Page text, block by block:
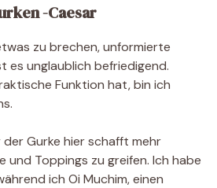
-Caesar
zu brechen, unformierte
es unglaublich befriedigend.
Funktion hat, bin ich
Gurke hier schafft mehr
und Toppings zu greifen. Ich habe
ich Oi Muchim, einen